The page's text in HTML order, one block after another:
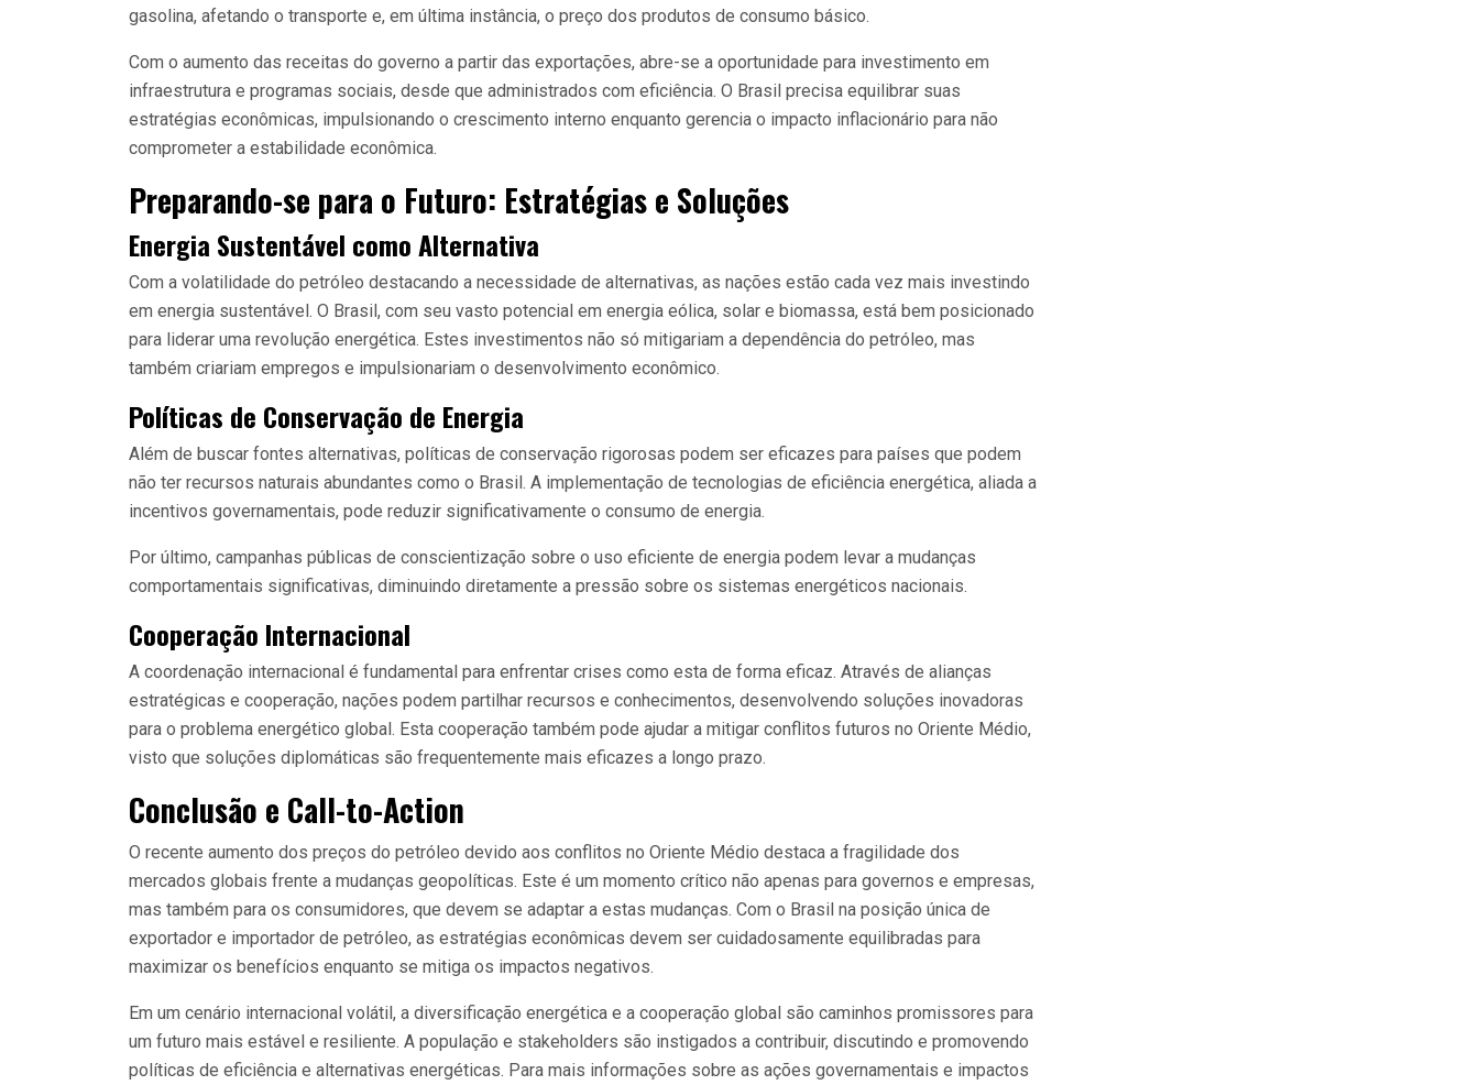
gasolina, afetando o transporte e, em última instância, o preço dos produtos de consumo básico.
Com o aumento das receitas do governo a partir das exportações, abre-se a oportunidade para investimento em
infraestrutura e programas sociais, desde que administrados com eficiência. O Brasil precisa equilibrar suas
estratégias econômicas, impulsionando o crescimento interno enquanto gerencia o impacto inflacionário para não
comprometer a estabilidade econômica.
Preparando-se para o Futuro: Estratégias e Soluções
Energia Sustentável como Alternativa
Com a volatilidade do petróleo destacando a necessidade de alternativas, as nações estão cada vez mais investindo
em energia sustentável. O Brasil, com seu vasto potencial em energia eólica, solar e biomassa, está bem posicionado
para liderar uma revolução energética. Estes investimentos não só mitigariam a dependência do petróleo, mas
também criariam empregos e impulsionariam o desenvolvimento econômico.
Políticas de Conservação de Energia
Além de buscar fontes alternativas, políticas de conservação rigorosas podem ser eficazes para países que podem
não ter recursos naturais abundantes como o Brasil. A implementação de tecnologias de eficiência energética, aliada a
incentivos governamentais, pode reduzir significativamente o consumo de energia.
Por último, campanhas públicas de conscientização sobre o uso eficiente de energia podem levar a mudanças
comportamentais significativas, diminuindo diretamente a pressão sobre os sistemas energéticos nacionais.
Cooperação Internacional
A coordenação internacional é fundamental para enfrentar crises como esta de forma eficaz. Através de alianças
estratégicas e cooperação, nações podem partilhar recursos e conhecimentos, desenvolvendo soluções inovadoras
para o problema energético global. Esta cooperação também pode ajudar a mitigar conflitos futuros no Oriente Médio,
visto que soluções diplomáticas são frequentemente mais eficazes a longo prazo.
Conclusão e Call-to-Action
O recente aumento dos preços do petróleo devido aos conflitos no Oriente Médio destaca a fragilidade dos
mercados globais frente a mudanças geopolíticas. Este é um momento crítico não apenas para governos e empresas,
mas também para os consumidores, que devem se adaptar a estas mudanças. Com o Brasil na posição única de
exportador e importador de petróleo, as estratégias econômicas devem ser cuidadosamente equilibradas para
maximizar os benefícios enquanto se mitiga os impactos negativos.
Em um cenário internacional volátil, a diversificação energética e a cooperação global são caminhos promissores para
um futuro mais estável e resiliente. A população e stakeholders são instigados a contribuir, discutindo e promovendo
políticas de eficiência e alternativas energéticas. Para mais informações sobre as ações governamentais e impactos